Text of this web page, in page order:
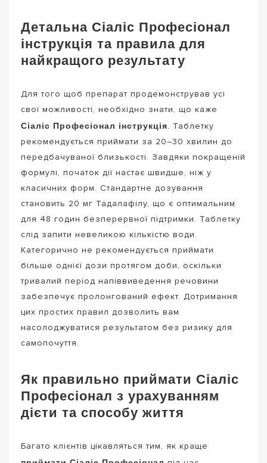
Детальна Сіаліс Професіонал
інструкція та правила для
найкращого результату
Для того щоб препарат продемонстрував усі
свої можливості, необхідно знати, що каже
Сіаліс Професіонал інструкція. Таблетку
рекомендується приймати за 20–30 хвилин до
передбачуваної близькості. Завдяки покращеній
формулі, початок дії настає швидше, ніж у
класичних форм. Стандартне дозування
становить 20 мг Тадалафілу, що є оптимальним
для 48 годин безперервної підтримки. Таблетку
слід запити невеликою кількістю води.
Категорично не рекомендується приймати
більше однієї дози протягом доби, оскільки
тривалий період напіввиведення речовини
забезпечує пролонгований ефект. Дотримання
цих простих правил дозволить вам
насолоджуватися результатом без ризику для
самопочуття.
Як правильно приймати Сіаліс
Професіонал з урахуванням
дієти та способу життя
Багато клієнтів цікавляться тим, як краще